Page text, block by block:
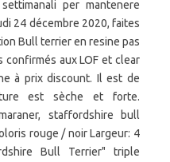
per mantenere
24 décembre 2020, faites
Bull terrier en resine pas
confirmés aux LOF et clear
à prix discount. Il est de
est sèche et forte.
staffordshire bull
rouge / noir Largeur: 4
Bull Terrier" triple